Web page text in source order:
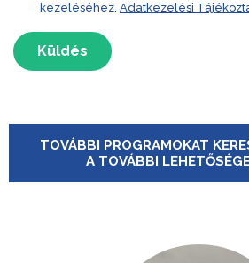
kezeléséhez. Adatkezelési
Küldés
TOVÁBBI PROGRAMOKAT
A TOVÁBBI